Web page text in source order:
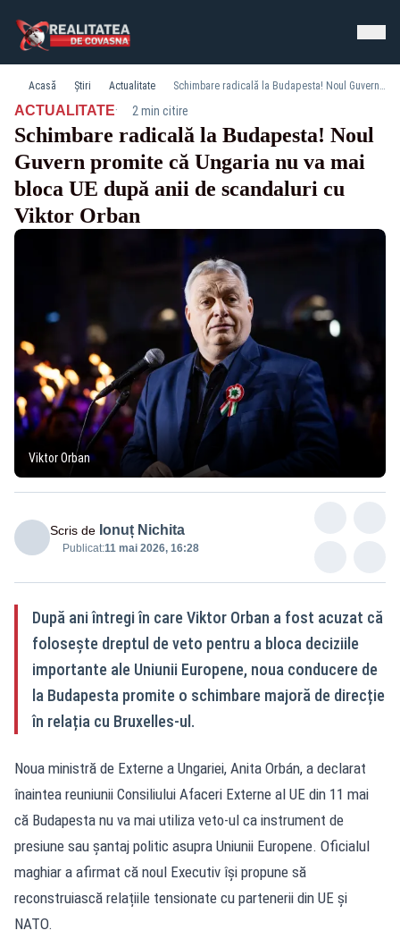
Acasă Știri Actualitate Schimbare radicală la Budapesta! Noul Guvern promite că Ungaria nu va mai bloca UE după anii de scandaluri cu Viktor Orban
ACTUALITATE· 2 min citire
Schimbare radicală la Budapesta! Noul
Guvern promite că Ungaria nu va mai
bloca UE după anii de scandaluri cu
Viktor Orban
Viktor Orban
Scris de Ionuț Nichita
Publicat:11 mai 2026, 16:28
După ani întregi în care Viktor Orban a fost acuzat că
folosește dreptul de veto pentru a bloca deciziile
importante ale Uniunii Europene, noua conducere de
la Budapesta promite o schimbare majoră de direcție
în relația cu Bruxelles-ul.
Noua ministră de Externe a Ungariei, Anita Orbán, a declarat
înaintea reuniunii Consiliului Afaceri Externe al UE din 11 mai
că Budapesta nu va mai utiliza veto-ul ca instrument de
presiune sau șantaj politic asupra Uniunii Europene. Oficialul
maghiar a afirmat că noul Executiv își propune să
reconstruiască relațiile tensionate cu partenerii din UE și
NATO.